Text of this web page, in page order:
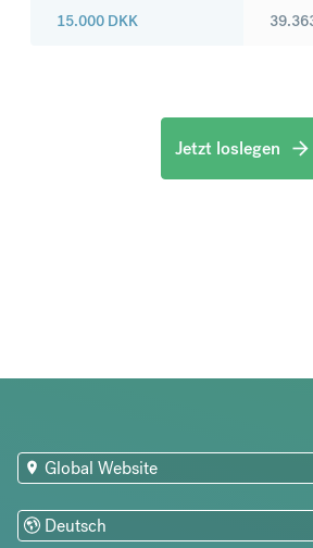
15.000 DKK
Jetzt loslegen